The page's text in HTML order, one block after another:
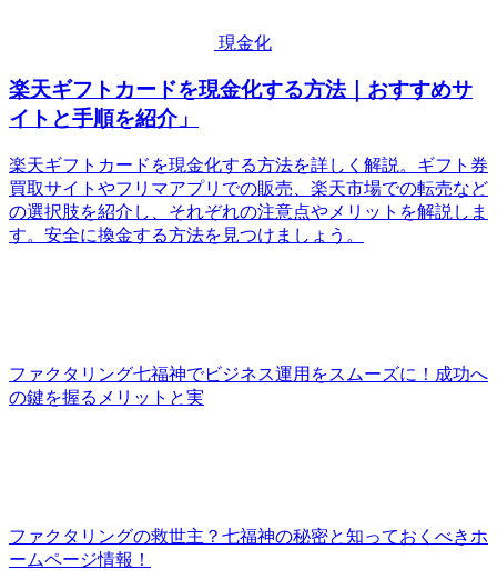
現金化
楽天ギフトカードを現金化する方法｜おすすめサ
イトと手順を紹介」
楽天ギフトカードを現金化する方法を詳しく解説。ギフト券
買取サイトやフリマアプリでの販売、楽天市場での転売など
の選択肢を紹介し、それぞれの注意点やメリットを解説しま
す。安全に換金する方法を見つけましょう。
ファクタリング七福神でビジネス運用をスムーズに！成功へ
の鍵を握るメリットと実
ファクタリングの救世主？七福神の秘密と知っておくべきホ
ームページ情報！